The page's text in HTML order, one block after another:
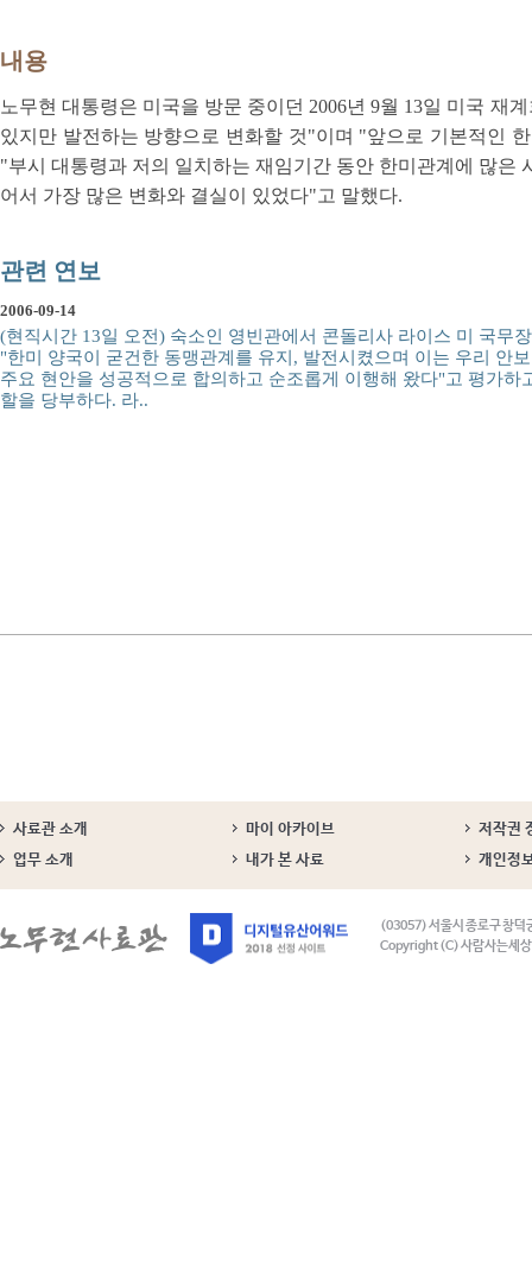
내용
노무현 대통령은 미국을 방문 중이던 2006년 9월 13일 미국
있지만 발전하는 방향으로 변화할 것"이며 "앞으로 기본적인
"부시 대통령과 저의 일치하는 재임기간 동안 한미관계에 많은
어서 가장 많은 변화와 결실이 있었다"고 말했다.
관련 연보
2006-09-14
(현직시간 13일 오전) 숙소인 영빈관에서 콘돌리사 라이스 미 국무
"한미 양국이 굳건한 동맹관계를 유지, 발전시켰으며 이는 우리 안
주요 현안을 성공적으로 합의하고 순조롭게 이행해 왔다"고 평가
할을 당부하다. 라..
사료관 소개 마이 아카이브
저작권
업무 소개
내가 본 사료 개인정
(03057) 서울시 종로구 창덕
Copyright (C) 사람사는세